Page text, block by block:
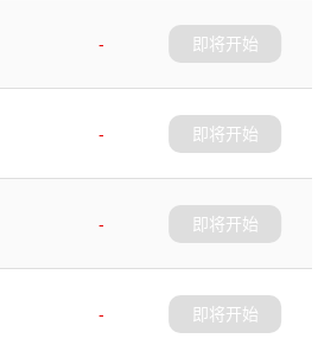
-
即将开始
-
即将开始
-
即将开始
-
即将开始